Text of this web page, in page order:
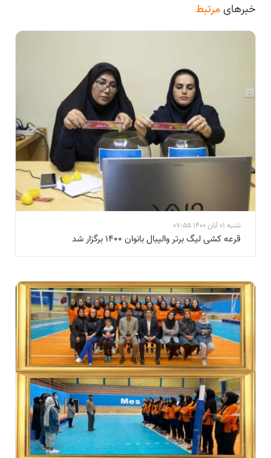
خبرهایمرتبط
شنبه 01 آبان 1400 07:55
قرعه کشی لیگ برتر والیبال بانوان 1400 برگزار شد